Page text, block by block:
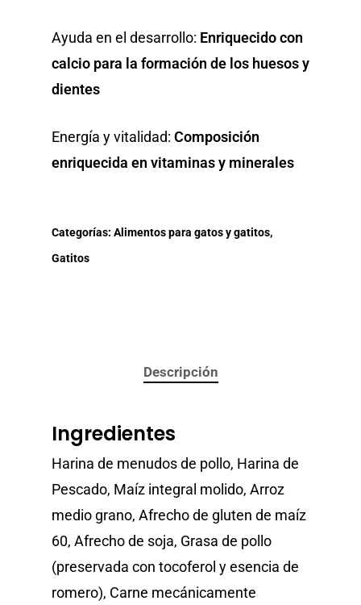
Ayuda en el desarrollo: Enriquecido con
calcio para la formación de los huesos y
dientes
Energía y vitalidad: Composición
enriquecida en vitaminas y minerales
Categorías: Alimentos para gatos y gatitos,
Gatitos
Descripción
Ingredientes
Harina de menudos de pollo, Harina de
Pescado, Maíz integral molido, Arroz
medio grano, Afrecho de gluten de maíz
60, Afrecho de soja, Grasa de pollo
(preservada con tocoferol y esencia de
romero), Carne mecánicamente